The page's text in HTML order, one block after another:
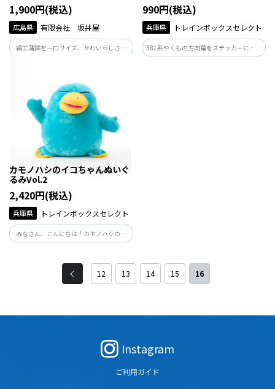
1,900円(税込)
広島県 有限会社 坂井屋
細工蒲鉾を一口サイズ、かわいらしさ、
セプトに開発しました。 こまいもんシ
リーズです。
990円(税込)
兵庫県 トレインボックスセレクト
381系やくもの方向幕をステッカーにしま
した♪
カモノハシのイコちゃんぬいぐ
るみVol.2
2,420円(税込)
兵庫県 トレインボックスセレクト
みなさん、こんにちは！カモノハシのイ
コちゃんです。
12 13 14 15 16
Instagram
ご利用ガイド